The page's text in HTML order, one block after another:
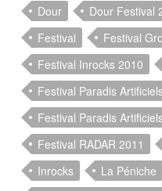
Dour
Dour Festival
Festival
Festival
Festival Inrocks 2010
Festival Paradis
Festival Paradis
Festival RADAR 2011
Inrocks
La Péniche